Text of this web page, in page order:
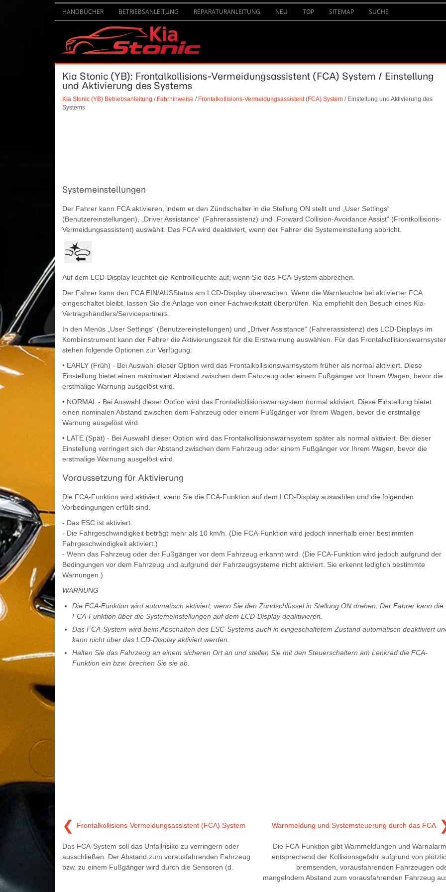
HANDBÜCHER BETRIEBSANLEITUNG REPARATURANLEITUNG NEU TOP SITEMAP SUCHE
Kia Stonic (YB): Frontalkollisions-Vermeidungsassistent (FCA) System / Einstellung
und Aktivierung des Systems
Kia Stonic (YB) Betriebsanleitung / Fahrhinweise / Frontalkollisions-Vermeidungsassistent (FCA) System/ Einstellung und Aktivierung des
Systems
Systemeinstellungen
Der Fahrer kann FCA aktivieren, indem er den Zündschalter in die Stellung ON stellt und „User Settings“
(Benutzereinstellungen), „Driver Assistance“ (Fahrerassistenz) und „Forward Collision-Avoidance Assist“ (Frontkollisions-
Vermeidungsassistent) auswählt. Das FCA wird deaktiviert, wenn der Fahrer die Systemeinstellung abbricht.
Auf dem LCD-Display leuchtet die Kontrollleuchte auf, wenn Sie das FCA-System abbrechen.
Der Fahrer kann den FCA EIN/AUSStatus am LCD-Display überwachen. Wenn die Warnleuchte bei aktivierter FCA
eingeschaltet bleibt, lassen Sie die Anlage von einer Fachwerkstatt überprüfen. Kia empfiehlt den Besuch eines Kia-
Vertragshändlers/Servicepartners.
In den Menüs „User Settings“ (Benutzereinstellungen) und „Driver Assistance“ (Fahrerassistenz) des LCD-Displays im
Kombiinstrument kann der Fahrer die Aktivierungszeit für die Erstwarnung auswählen. Für das
stehen folgende Optionen zur Verfügung:
• EARLY (Früh) - Bei Auswahl dieser Option wird das Frontalkollisionswarnsystem früher als normal aktiviert. Diese
Einstellung bietet einen maximalen Abstand zwischen dem Fahrzeug oder einem Fußgänger vor Ihrem Wagen, bevor die
erstmalige Warnung ausgelöst wird.
• NORMAL - Bei Auswahl dieser Option wird das Frontalkollisionswarnsystem normal aktiviert. Diese Einstellung bietet
einen nominalen Abstand zwischen dem Fahrzeug oder einem Fußgänger vor Ihrem Wagen, bevor die erstmalige
Warnung ausgelöst wird.
• LATE (Spät) - Bei Auswahl dieser Option wird das Frontalkollisionswarnsystem später als normal aktiviert. Bei dieser
Einstellung verringert sich der Abstand zwischen dem Fahrzeug oder einem Fußgänger vor Ihrem Wagen, bevor die
erstmalige Warnung ausgelöst wird.
Voraussetzung für Aktivierung
Die FCA-Funktion wird aktiviert, wenn Sie die FCA-Funktion auf dem LCD-Display auswählen und die folgenden
Vorbedingungen erfüllt sind.
- Das ESC ist aktiviert.
- Die Fahrgeschwindigkeit beträgt mehr als 10 km/h. (Die FCA-Funktion wird jedoch innerhalb einer bestimmten
Fahrgeschwindigkeit aktiviert.)
- Wenn das Fahrzeug oder der Fußgänger vor dem Fahrzeug erkannt wird. (Die FCA-Funktion wird jedoch aufgrund der
Bedingungen vor dem Fahrzeug und aufgrund der Fahrzeugsysteme nicht aktiviert. Sie erkennt lediglich bestimmte
Warnungen.)
WARNUNG
Die FCA-Funktion wird automatisch aktiviert, wenn Sie den Zündschlüssel in Stellung ON drehen. Der Fahrer kann die
FCA-Funktion über die Systemeinstellungen auf dem LCD-Display deaktivieren.
Das FCA-System wird beim Abschalten des ESC-Systems auch in eingeschaltetem Zustand automatisch deaktiviert
kann nicht über das LCD-Display aktiviert werden.
Halten Sie das Fahrzeug an einem sicheren Ort an und stellen Sie mit den Steuerschaltern am Lenkrad die FCA-
Funktion ein bzw. brechen Sie sie ab.
❮ Frontalkollisions-Vermeidungsassistent (FCA) System
Das FCA-System soll das Unfallrisiko zu verringern oder
ausschließen. Der Abstand zum vorausfahrenden Fahrzeug
bzw. zu einem Fußgänger wird durch die Sensoren (d.
Warnmeldung und Systemsteuerung durch das FCA
Die FCA-Funktion gibt Warnmeldungen und
entsprechend der Kollisionsgefahr aufgrund von
bremsenden, vorausfahrenden Fahrzeugen
mangelndem Abstand zum vorausfahrenden Fahrzeug